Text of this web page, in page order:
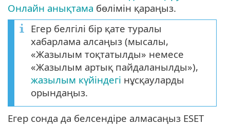
Онлайн анықтама бөлімін қараңыз.
Егер белгілі бір қате туралы
хабарлама алсаңыз (мысалы,
«Жазылым тоқтатылды» немесе
«Жазылым артық пайдаланылды»),
жазылым күйіндегі нұсқауларды
орындаңыз.
Егер сонда да белсендіре алмасаңыз ESET